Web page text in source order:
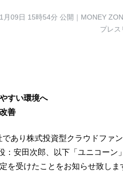
月09日 15時54分 公開｜MONEY
プレス
すい環境へ
善
あり株式投資型クラウドファ
安田次郎、以下「ユニコーン
を受けたことをお知らせ致しま